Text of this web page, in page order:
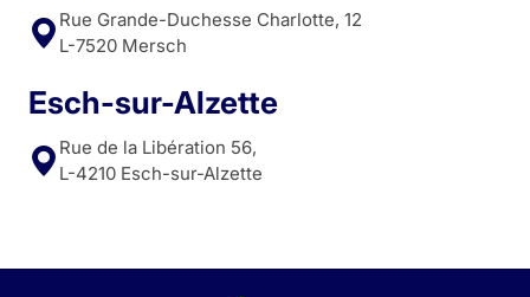
Rue Grande-Duchesse Charlotte, 12
L-7520 Mersch
Esch-sur-Alzette
Rue de la Libération 56,
L-4210 Esch-sur-Alzette